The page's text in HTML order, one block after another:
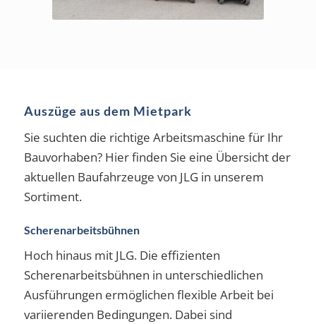
Auszüge aus dem Mietpark
Sie suchten die richtige Arbeitsmaschine für Ihr
Bauvorhaben? Hier finden Sie eine Übersicht der
aktuellen Baufahrzeuge von JLG in unserem
Sortiment.
Scherenarbeitsbühnen
Hoch hinaus mit JLG. Die effizienten
Scherenarbeitsbühnen in unterschiedlichen
Ausführungen ermöglichen flexible Arbeit bei
variierenden Bedingungen. Dabei sind